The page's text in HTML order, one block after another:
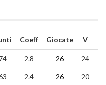
Coeff Giocate V N
2.8 26 24
2.4 26 20